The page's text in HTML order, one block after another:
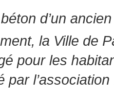
d’un
la Ville de
pour les
par